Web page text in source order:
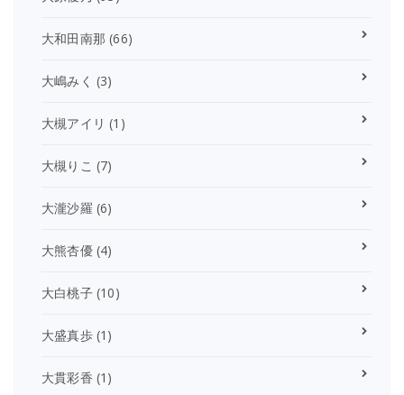
大和田南那 (66)
大嶋みく (3)
大槻アイリ (1)
大槻りこ (7)
大瀧沙羅 (6)
大熊杏優(4)
大白桃子(10)
大盛真歩(1)
大貫彩香 (1)